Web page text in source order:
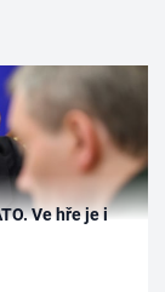
Ve hře je i